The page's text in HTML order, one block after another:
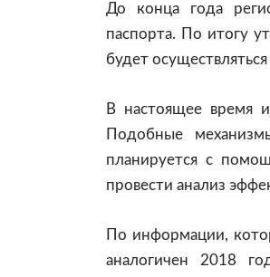
До конца года
паспорта. По итогу
будет
В настоящее время
Подобные
планируется с
провести анализ
По информации,
аналогичен 2018